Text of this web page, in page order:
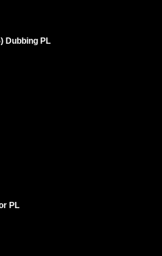
Dubbing PL
PL